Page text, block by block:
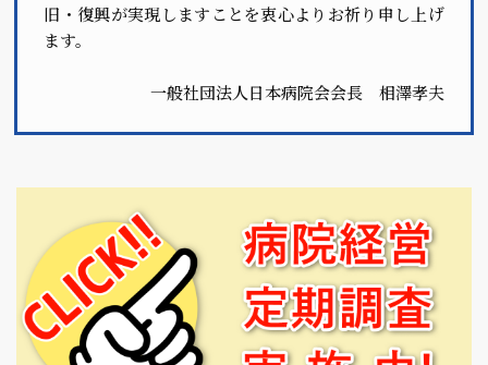
旧・復興が実現しますことを衷心よりお祈り申し上げ
ます。
一般社団法人日本病院会会長 相澤孝夫